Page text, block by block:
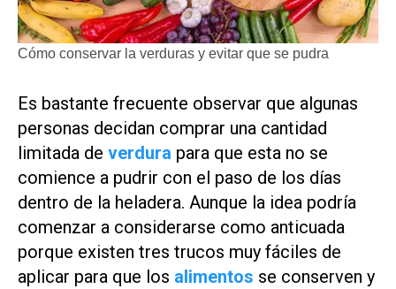
Cómo conservar la verduras y evitar que se pudra
Es bastante frecuente observar que algunas
personas decidan comprar una cantidad
limitada de verdura para que esta no se
comience a pudrir con el paso de los días
dentro de la heladera. Aunque la idea podría
comenzar a considerarse como anticuada
porque existen tres trucos muy fáciles de
aplicar para que los alimentos se conserven y